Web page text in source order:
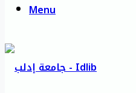
Menu